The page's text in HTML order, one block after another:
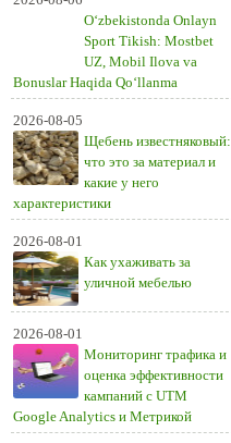
O‘zbekistonda Onlayn
Sport Tikish: Mostbet
UZ, Mobil Ilova va
Bonuslar Haqida Qo‘llanma
2026-08-05
Щебень известняковый:
что это за материал и
какие у него
характеристики
2026-08-01
Как ухаживать за
уличной мебелью
2026-08-01
Мониторинг трафика и
оценка эффективности
кампаний с UTM
Google Analytics и Метрикой